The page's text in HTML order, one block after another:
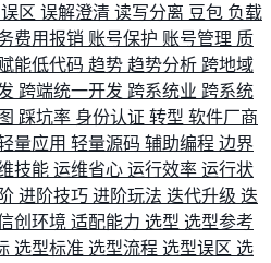
误区 误解澄清 读写分离 豆包 负载
费用报销 账号保护 账号管理 质
能低代码 趋势 趋势分析 跨地域
跨端统一开发 跨系统业 跨系统
踩坑率 身份认证 转型 软件厂商
量应用 轻量源码 辅助编程 边界
技能 运维省心 运行效率 运行状
进阶技巧 进阶玩法 迭代升级 迭
创环境 适配能力 选型 选型参考
选型标准 选型流程 选型误区 选